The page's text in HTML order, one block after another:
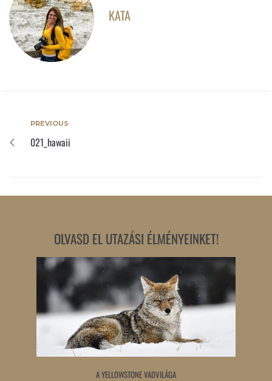
KATA
PREVIOUS
021_hawaii
OLVASD EL UTAZÁSI ÉLMÉNYEINKET!
A YELLOWSTONE VADVILÁGA